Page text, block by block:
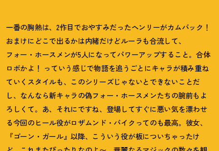
一番の胸熱は、2作目でおやすみだったヘンリーがカムバック ！
おまけにどこで出るかは内緒だけどルーラも合流して、
フォー・ホースメンが5人になってパワーアップすること。合体
ロボかよ ！ っていう感じで物語を追うごとにキャラが積み重ね
ていくスタイルも、このシリーズじゃないとできないことだ
し、なんなら新キャラの偽フォー・ホースメンたちの腕前もよ
ろしくて。あ、それにですね、登場してすぐに悪い気を漂わせ
る今回のヒール役がロザムンド・パイクってのも最高。彼女、
『ゴーン・ガール』以降、こういう役が板についちゃったけ